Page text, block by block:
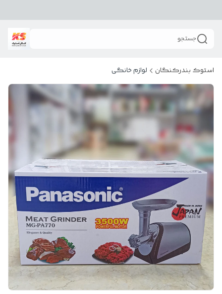
جستجو
استوک بندرکنگان لوازم خانگی